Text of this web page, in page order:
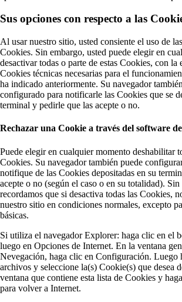
Sus opciones con respecto a las
Al usar nuestro sitio, usted consiente el uso de
Cookies. Sin embargo, usted puede elegir en
desactivar todas o parte de estas Cookies, con la
Cookies técnicas necesarias para el
ha indicado anteriormente. Su navegador
configurado para notificarle las Cookies que se
terminal y pedirle que las acepte o no.
Rechazar una Cookie a través del software
Puede elegir en cualquier momento deshabilitar
Cookies. Su navegador también puede
notifique de las Cookies depositadas en su
acepte o no (según el caso o en su totalidad).
recordamos que si desactiva todas las Cookies,
nuestro sitio en condiciones normales, excepto
básicas.
Si utiliza el navegador Explorer: haga clic en el
luego en Opciones de Internet. En la ventana
Nevegación, haga clic en Configuración. Luego
archivos y seleccione la(s) Cookie(s) que desea
ventana que contiene esta lista de Cookies y
para volver a Internet.